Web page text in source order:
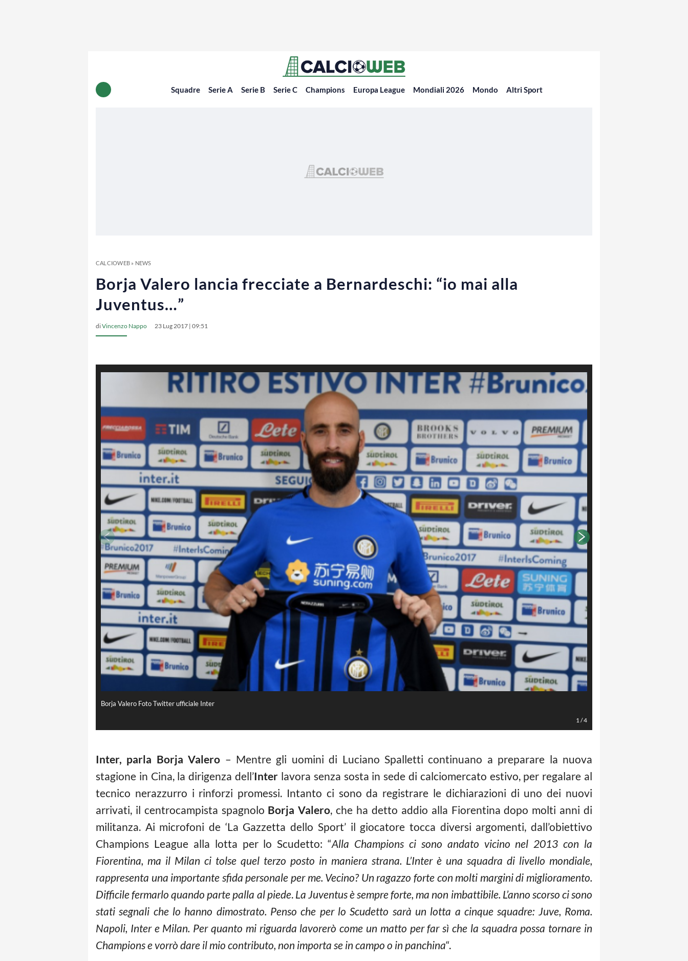
Squadre Serie A Serie B Serie C Champions Europa League Mondiali 2026 Mondo Altri Sport
CALCIOWEB» NEWS
Borja Valero lancia frecciate a Bernardeschi: “io mai alla
Juventus…”
diVincenzo Nappo 23 Lug 2017 | 09:51
Borja Valero Foto Twitter ufficiale Inter
1/4
Inter, parla Borja Valero – Mentre gli uomini di Luciano Spalletti continuano a preparare la nuova
stagione in Cina, la dirigenza dell’Inter lavora senza sosta in sede di calciomercato estivo, per regalare al
tecnico nerazzurro i rinforzi promessi. Intanto ci sono da registrare le dichiarazioni di uno dei nuovi
arrivati, il centrocampista spagnolo Borja Valero, che ha detto addio alla Fiorentina dopo molti anni di
militanza. Ai microfoni de ‘La Gazzetta dello Sport’ il giocatore tocca diversi argomenti, dall’obiettivo
Champions League alla lotta per lo Scudetto: “Alla Champions ci sono andato vicino nel 2013 con la
Fiorentina, ma il Milan ci tolse quel terzo posto in maniera strana. L’Inter è una squadra di livello mondiale,
rappresenta una importante sfida personale per me. Vecino? Un ragazzo forte con molti margini di miglioramento.
Difficile fermarlo quando parte palla al piede. La Juventus è sempre forte, ma non imbattibile. L’anno scorso ci sono
stati segnali che lo hanno dimostrato. Penso che per lo Scudetto sarà un lotta a cinque squadre: Juve, Roma.
Napoli, Inter e Milan. Per quanto mi riguarda lavorerò come un matto per far sì che la squadra possa tornare in
Champions e vorrò dare il mio contributo, non importa se in campo o in panchina“.